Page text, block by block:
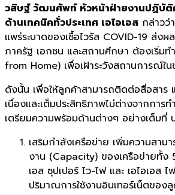
วสิษฐ์ วัฒนศัพท์ หัวหน้าฝ่ายงานปฏิบัติ
ด้านเทคนิคทั่วประเทศ เอไอเอส กล่าวว่
แพร่ระบาดของเชื้อไวรัส COVID-19 ส่ง
ภาครัฐ เอกชน และสถานศึกษา ต้องเริ่ม
from Home) เพื่อเฝ้าระวังสถานการณ์ใ
ดังนั้น เพื่อให้ลูกค้าสามารถติดต่อสื่อสาร
เนื่องและเต็มประสิทธิภาพไม่ต่างจากการ
เตรียมความพร้อมด้านต่างๆ อย่างเต็มที่
เสริมกำลังเครือข่าย เพิ่มความสาม
งาน (Capacity) ของเครือข่ายทั้ง
เอส ซุปเปอร์ ไว-ไฟ และ เอไอเอส ไ
ปริมาณการใช้งานอินเทอร์เน็ตของ